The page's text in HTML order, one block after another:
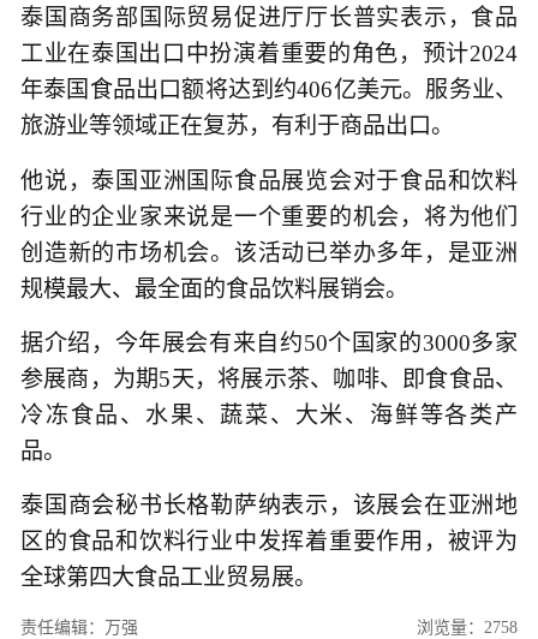
泰国商务部国际贸易促进厅厅长普实表示，食品
工业在泰国出口中扮演着重要的角色，预计2024
年泰国食品出口额将达到约406亿美元。服务业、
旅游业等领域正在复苏，有利于商品出口。
他说，泰国亚洲国际食品展览会对于食品和饮料
行业的企业家来说是一个重要的机会，将为他们
创造新的市场机会。该活动已举办多年，是亚洲
规模最大、最全面的食品饮料展销会。
据介绍，今年展会有来自约50个国家的3000多家
参展商，为期5天，将展示茶、咖啡、即食食品、
冷冻食品、水果、蔬菜、大米、海鲜等各类产
品。
泰国商会秘书长格勒萨纳表示，该展会在亚洲地
区的食品和饮料行业中发挥着重要作用，被评为
全球第四大食品工业贸易展。
责任编辑：万强 浏览量：2758